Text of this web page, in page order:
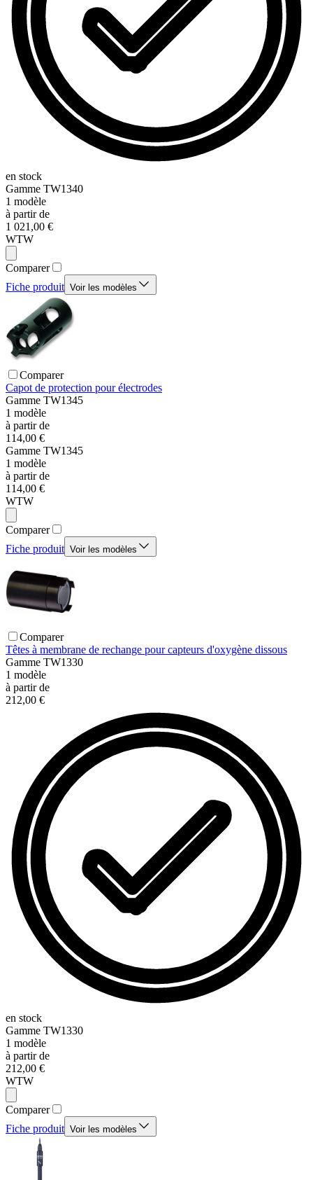
en stock
Gamme TW1340
1 modèle
à partir de
1 021,00 €
WTW
Comparer
Fiche produit Voir les modèles
Comparer
Capot de protection pour électrodes
Gamme TW1345
1 modèle
à partir de
114,00 €
Gamme TW1345
1 modèle
à partir de
114,00 €
WTW
Comparer
Fiche produit Voir les modèles
Comparer
Têtes à membrane de rechange pour capteurs d'oxygène dissous
Gamme TW1330
1 modèle
à partir de
212,00 €
en stock
Gamme TW1330
1 modèle
à partir de
212,00 €
WTW
Comparer
Fiche produit Voir les modèles